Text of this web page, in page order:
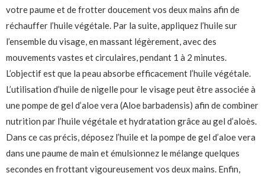
votre paume et de frotter doucement vos deux mains afin de
réchauffer l’huile végétale. Par la suite, appliquez l’huile sur
l’ensemble du visage, en massant légèrement, avec des
mouvements vastes et circulaires, pendant 1 à 2 minutes.
L’objectif est que la peau absorbe efficacement l’huile végétale.
L’utilisation d’huile de nigelle pour le visage peut être associée à
une pompe de gel d’aloe vera (Aloe barbadensis) afin de combiner
nutrition par l’huile végétale et hydratation grâce au gel d’aloès.
Dans ce cas précis, déposez l’huile et la pompe de gel d’aloe vera
dans une paume de main et émulsionnez le mélange quelques
secondes en frottant vigoureusement vos deux mains. Enfin,